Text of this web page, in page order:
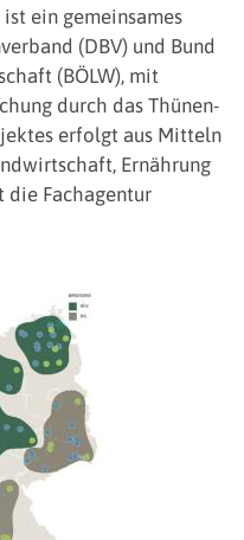
ein gemeinsames
(DBV) und Bund
(BÖLW), mit
durch das Thünen-
erfolgt aus Mitteln
Ernährung
die Fachagentur